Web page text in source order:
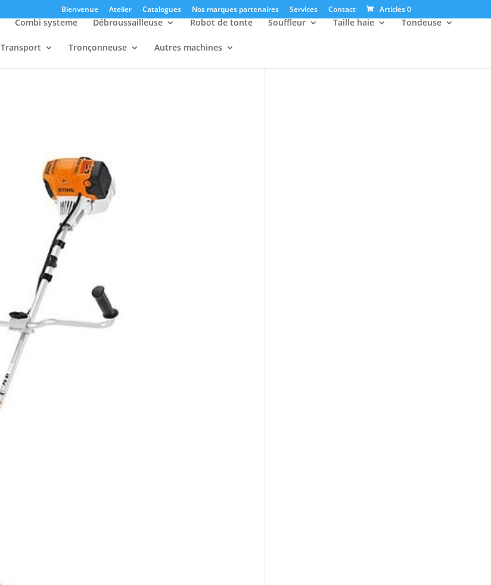
Bienvenue Atelier Catalogues Nos marques partenaires Services Contact Articles 0
Combi systeme Débroussailleuse Robot de tonte Souffleur Taille haie Tondeuse
Transport Tronçonneuse Autres machines